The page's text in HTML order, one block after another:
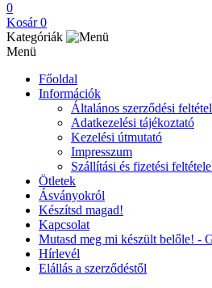
0
Kosár 0
Kategóriák
Menü
Főoldal
Információk
Általános szerződési
Adatkezelési tájékoztató
Kezelési útmutató
Impresszum
Szállítási és fizetési
Ötletek
Ásványokról
Készítsd magad!
Kapcsolat
Mutasd meg mi készült belőle! -
Hírlevél
Elállás a szerződéstől